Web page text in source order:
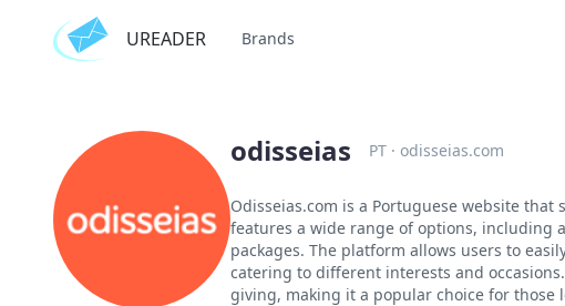
UREADER Brands
odisseias PT · odisseias.com
Odisseias.com is a Portuguese website
features a wide range of options, including
packages. The platform allows users to
catering to different interests and
giving, making it a popular choice for